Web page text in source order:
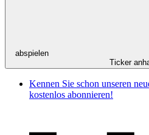
abspielen
Ticker
Kennen Sie schon unseren
kostenlos abonnieren!